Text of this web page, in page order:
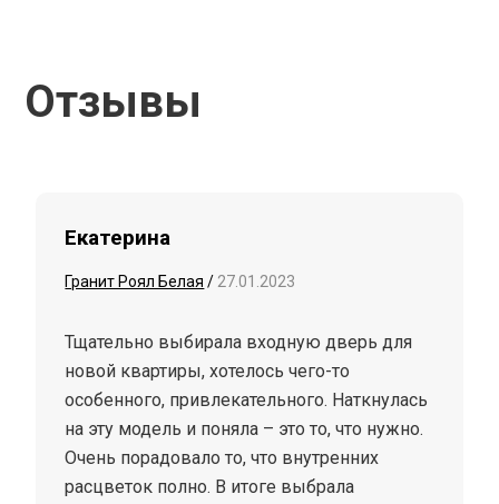
Отзывы
Екатерина
Гранит Роял Белая / 27.01.2023
Тщательно выбирала входную дверь для
новой квартиры, хотелось чего-то
особенного, привлекательного. Наткнулась
на эту модель и поняла – это то, что нужно.
Очень порадовало то, что внутренних
расцветок полно. В итоге выбрала